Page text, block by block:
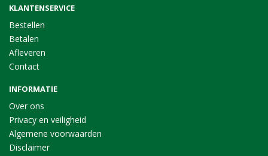
KLANTENSERVICE
Bestellen
Betalen
Afleveren
Contact
INFORMATIE
Over ons
Privacy en veiligheid
Algemene voorwaarden
Disclaimer